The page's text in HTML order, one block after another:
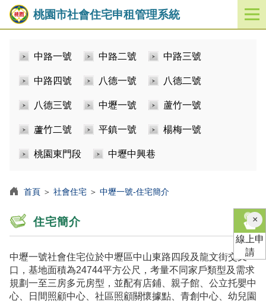
桃園市社會住宅申租管理系統
開
啟
中路一號 中路二號 中路三號
中路四號 八德一號 八德二號
八德三號 中壢一號 蘆竹一號
蘆竹二號 平鎮一號 楊梅一號
桃園東門段 中壢中興巷
首頁 ＞ 社會住宅 ＞ 中壢一號-住宅簡介
住宅簡介
中壢一號社會住宅位於中壢區中山東路四段及龍文街交叉
口，基地面積為24744平方公尺，考量不同家戶類型及需求
規劃一至三房多元房型，並配有店鋪、親子館、公立托嬰中
心、日間照顧中心、社區照顧關懷據點、青創中心、幼兒園
×關
閉
線上申
請